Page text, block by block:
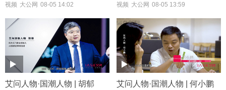
视频 大公网 08-05 14:02 视频 大公网 08-05 13:59
艾问人物·国潮人物 | 胡郁 艾问人物·国潮人物 | 何小鹏